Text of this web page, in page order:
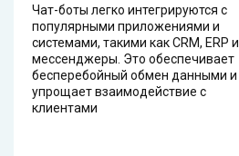
Чат-боты легко интегрируются с
популярными приложениями и
системами, такими как CRM, ERP и
мессенджеры. Это обеспечивает
бесперебойный обмен данными и
упрощает взаимодействие с
клиентами